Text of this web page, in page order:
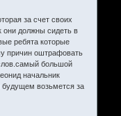
за счет своих
они должны сидеть в
ребята которые
причин оштрафовать
большой
начальник
возьмется за